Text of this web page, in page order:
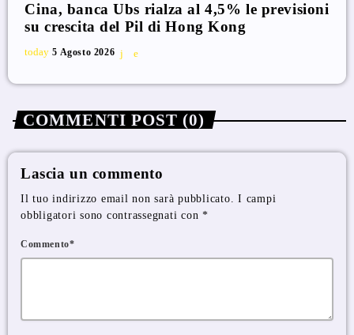
Cina, banca Ubs rialza al 4,5% le previsioni
su crescita del Pil di Hong Kong
today 5 Agosto 2026
COMMENTI POST (0)
Lascia un commento
Il tuo indirizzo email non sarà pubblicato. I campi
obbligatori sono contrassegnati con *
Commento*